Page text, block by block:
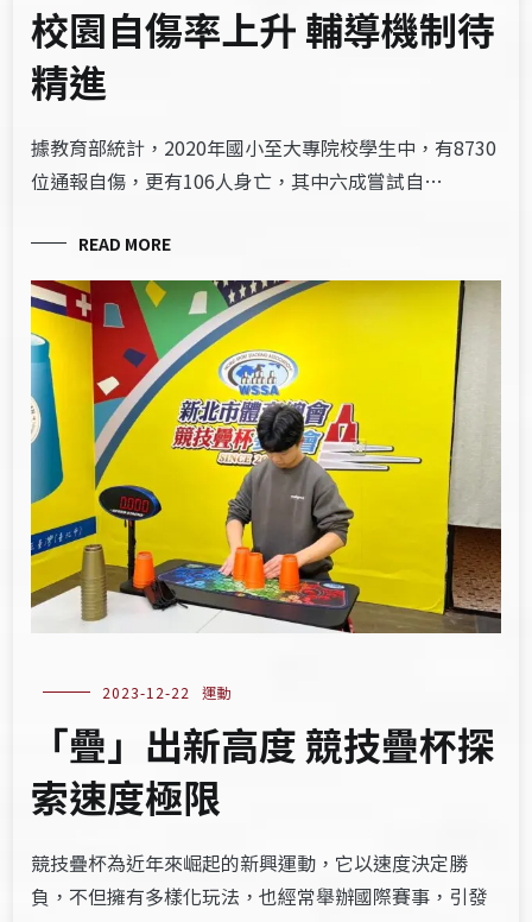
校園自傷率上升 輔導機制待
精進
據教育部統計，2020年國小至大專院校學生中，有8730
位通報自傷，更有106人身亡，其中六成嘗試自…
READ MORE
2023-12-22 運動
「疊」出新高度 競技疊杯探
索速度極限
競技疊杯為近年來崛起的新興運動，它以速度決定勝
負，不但擁有多樣化玩法，也經常舉辦國際賽事，引發